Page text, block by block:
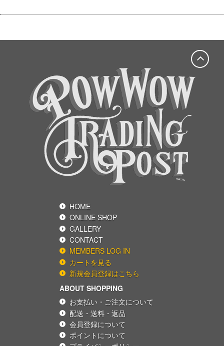
HOME
GALLERY
ONLINE SHOP
CONTACT
MEMBERS LOG IN
新規会員登録はこちら
カートを見る
ABOUT SHOPPING
お支払い・ご注文について
会員登録について
配送・送料・返品
ポイントについて